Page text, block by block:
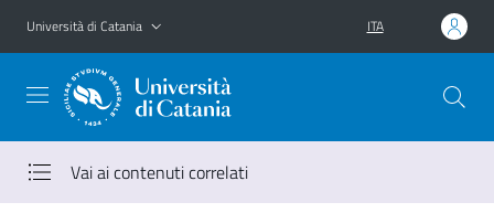
Vai al contenuto principale
Vai al menu di navigazione
Università di Catania ITA
Vai ai contenuti correlati